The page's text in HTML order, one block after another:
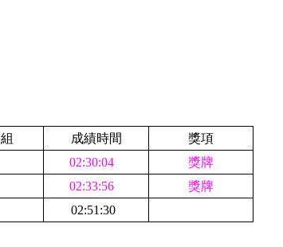
成績時間
獎項
02:30:04
獎牌
02:33:56
獎牌
02:51:30